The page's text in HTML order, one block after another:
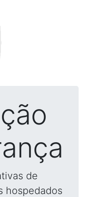
de
hospedados